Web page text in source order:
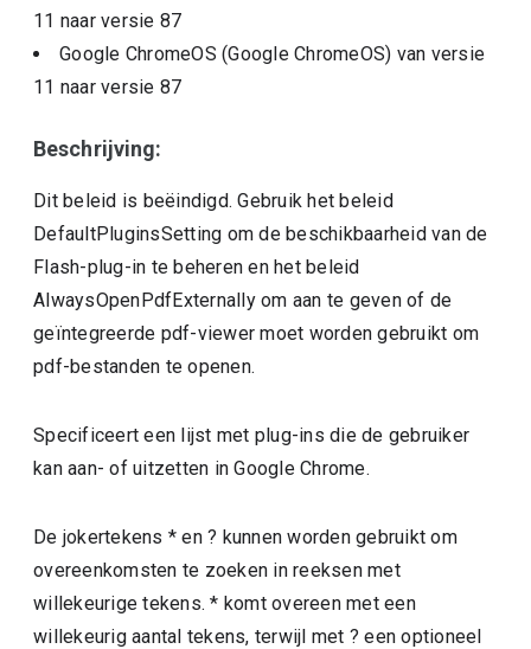
11 naar versie 87
Google ChromeOS (Google ChromeOS) van versie
11 naar versie 87
Beschrijving:
Dit beleid is beëindigd. Gebruik het beleid
DefaultPluginsSetting om de beschikbaarheid van de
Flash-plug-in te beheren en het beleid
AlwaysOpenPdfExternally om aan te geven of de
geïntegreerde pdf-viewer moet worden gebruikt om
pdf-bestanden te openen.
Specificeert een lijst met plug-ins die de gebruiker
kan aan- of uitzetten in Google Chrome.
De jokertekens * en ? kunnen worden gebruikt om
overeenkomsten te zoeken in reeksen met
willekeurige tekens. * komt overeen met een
willekeurig aantal tekens, terwijl met ? een optioneel